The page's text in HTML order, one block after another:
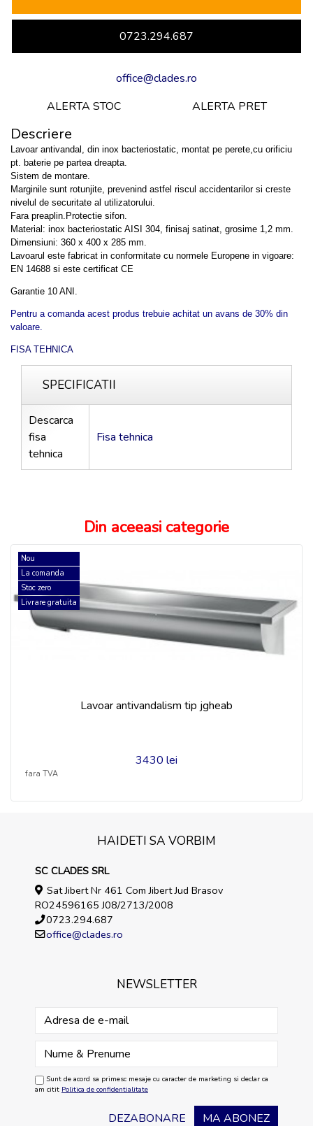
0723.294.687
office@clades.ro
ALERTA STOC
ALERTA PRET
Descriere
Lavoar antivandal, din inox bacteriostatic, montat pe perete,cu orificiu
pt. baterie pe partea dreapta.
Sistem de montare.
Marginile sunt rotunjite, prevenind astfel riscul accidentarilor si creste
nivelul de securitate al utilizatorului.
Fara preaplin.Protectie sifon.
Material: inox bacteriostatic AISI 304, finisaj satinat, grosime 1,2 mm.
Dimensiuni: 360 x 400 x 285 mm.
Lavoarul este fabricat in conformitate cu normele Europene in vigoare:
EN 14688 si este certificat CE
Garantie 10 ANI.
Pentru a comanda acest produs trebuie achitat un avans de 30% din
valoare.
FISA TEHNICA
SPECIFICATII
Descarca
fisa
tehnica
Fisa tehnica
Din aceeasi categorie
Nou
La comanda
Stoc zero
Livrare gratuita
Lavoar antivandalism tip jgheab
3430 lei
fara TVA
HAIDETI SA VORBIM
SC CLADES SRL
Sat Jibert Nr 461 Com Jibert Jud Brasov
RO24596165 J08/2713/2008
0723.294.687
office@clades.ro
NEWSLETTER
Sunt de acord sa primesc mesaje cu caracter de marketing si declar ca
am citit Politica de confidentialitate
MA ABONEZ
DEZABONARE